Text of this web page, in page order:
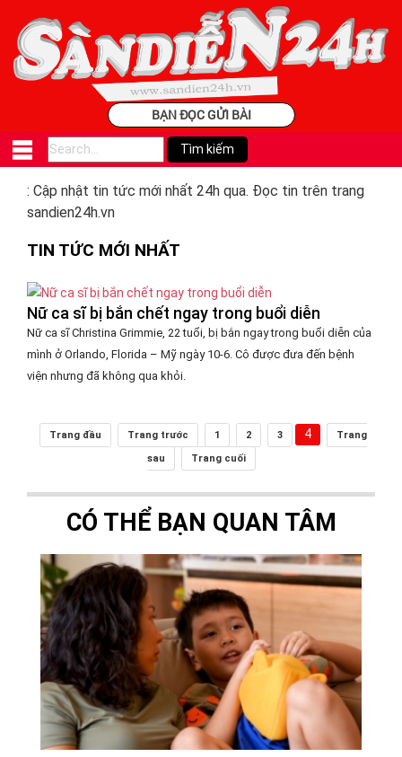
BẠN ĐỌC GỬI BÀI
: Cập nhật tin tức mới nhất 24h qua. Đọc tin trên trang
sandien24h.vn
TIN TỨC MỚI NHẤT
Nữ ca sĩ bị bắn chết ngay trong buổi diễn
Nữ ca sĩ Christina Grimmie, 22 tuổi, bị bắn ngay trong buổi diễn của
mình ở Orlando, Florida – Mỹ ngày 10-6. Cô được đưa đến bệnh
viện nhưng đã không qua khỏi.
Trang đầu Trang trước 1 2 3 4
Trang
sau
Trang cuối
CÓ THỂ BẠN QUAN TÂM